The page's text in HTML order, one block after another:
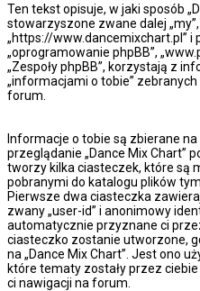
Ten tekst opisuje, w jaki sposób
stowarzyszone zwane dalej „my”,
„https://www.dancemixchart.pl” i
„oprogramowanie phpBB”,
„Zespoły phpBB”, korzystają z
„informacjami o tobie”
forum.
Informacje o tobie są zbierane
przeglądanie „Dance Mix Chart”
tworzy kilka ciasteczek, które są
pobranymi do katalogu plików
Pierwsze dwa ciasteczka
zwany „user-id” i anonimowy
automatycznie przyznane ci
ciasteczko zostanie utworzone,
na „Dance Mix Chart”. Jest ono
które tematy zostały przez
ci nawigacji na forum.